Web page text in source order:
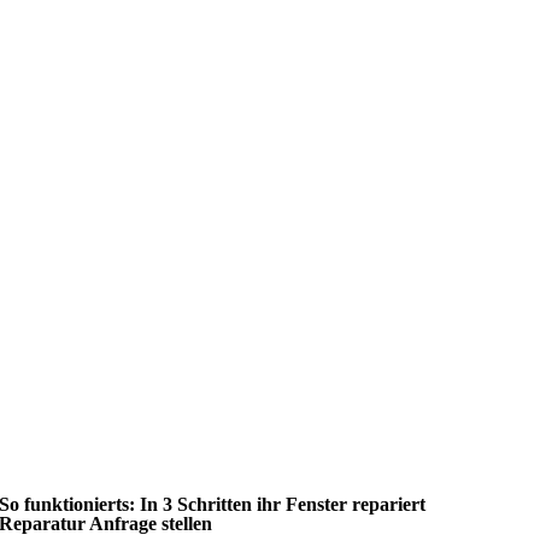
So funktionierts: In 3 Schritten ihr Fenster repariert
Reparatur Anfrage stellen